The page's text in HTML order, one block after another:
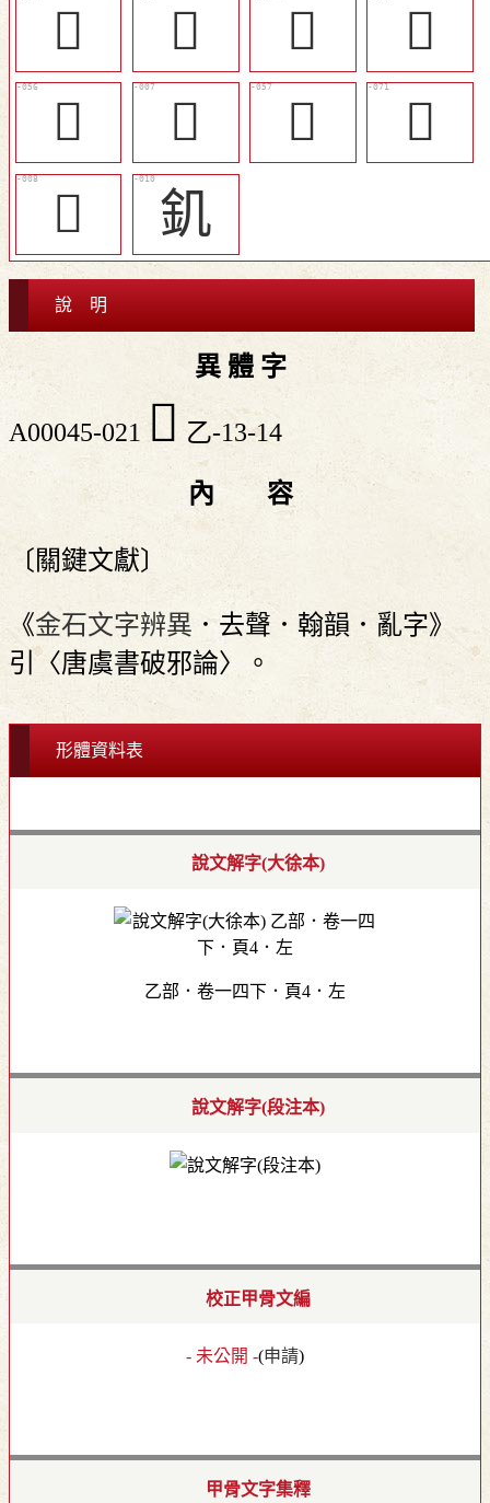
󰃯
󰃰 𤔔
󰃹
󰃱
𤔦 󰃲
𤕅
𤕍
釠
說 明
異 體 字
A00045-021 󰃓 乙-13-14
內 容
〔關鍵文獻〕
《金石文字辨異 ．去聲．翰韻．亂字》
引〈唐虞書破邪論〉。
形體資料表
說文解字(大徐本)
乙部．卷一四下．頁4．左
說文解字(段注本)
校正甲骨文編
- 未公開 -(申請)
甲骨文字集釋